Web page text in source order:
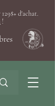
d'achat.
!